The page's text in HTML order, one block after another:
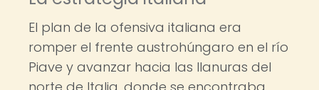
El plan de la ofensiva italiana era
romper el frente austrohúngaro en el río
Piave y avanzar hacia las llanuras del